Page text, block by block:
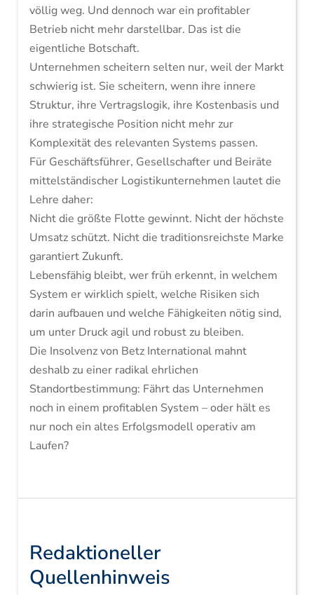
völlig weg. Und dennoch war ein profitabler
Betrieb nicht mehr darstellbar. Das ist die
eigentliche Botschaft.
Unternehmen scheitern selten nur, weil der Markt
schwierig ist. Sie scheitern, wenn ihre innere
Struktur, ihre Vertragslogik, ihre Kostenbasis und
ihre strategische Position nicht mehr zur
Komplexität des relevanten Systems passen.
Für Geschäftsführer, Gesellschafter und Beiräte
mittelständischer Logistikunternehmen lautet die
Lehre daher:
Nicht die größte Flotte gewinnt. Nicht der höchste
Umsatz schützt. Nicht die traditionsreichste Marke
garantiert Zukunft.
Lebensfähig bleibt, wer früh erkennt, in welchem
System er wirklich spielt, welche Risiken sich
darin aufbauen und welche Fähigkeiten nötig sind,
um unter Druck agil und robust zu bleiben.
Die Insolvenz von Betz International mahnt
deshalb zu einer radikal ehrlichen
Standortbestimmung: Fährt das Unternehmen
noch in einem profitablen System – oder hält es
nur noch ein altes Erfolgsmodell operativ am
Laufen?
Redaktioneller
Quellenhinweis